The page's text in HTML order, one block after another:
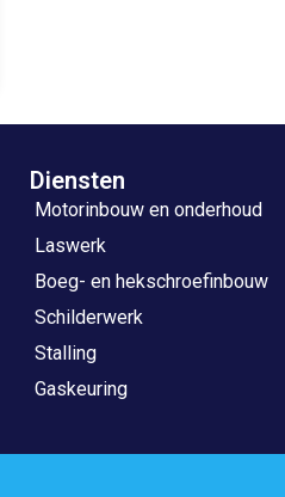
Diensten
Motorinbouw en onderhoud
Laswerk
Boeg- en hekschroefinbouw
Schilderwerk
Stalling
Gaskeuring